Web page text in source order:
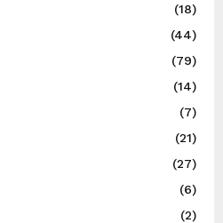
(18)
(44)
(79)
(14)
(7)
(21)
(27)
(6)
(2)